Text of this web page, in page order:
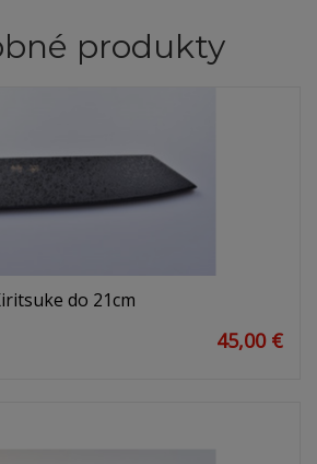
produkty
do 21cm
45,00 €